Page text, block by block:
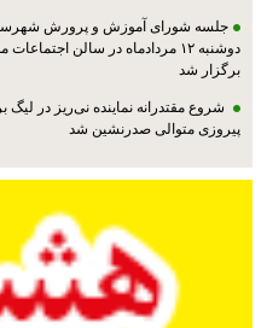
جلسه شورای آموزش و پرورش
دوشنبه ۱۲ مردادماه در سالن
برگزار شد
شروع مقتدرانه نماینده نی‌ریز در
پیروزی متوالی صدرنشین شد